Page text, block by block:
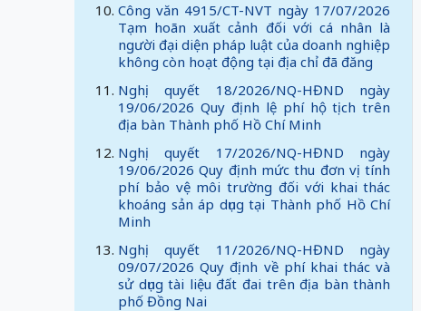
Công văn 4915/CT-NVT ngày 17/07/2026
Tạm hoãn xuất cảnh đối với cá nhân là
người đại diện pháp luật của doanh nghiệp
không còn hoạt động tại địa chỉ đã đăng
Nghị quyết 18/2026/NQ-HĐND ngày
19/06/2026 Quy định lệ phí hộ tịch trên
địa bàn Thành phố Hồ Chí Minh
Nghị quyết 17/2026/NQ-HĐND ngày
19/06/2026 Quy định mức thu đơn vị tính
phí bảo vệ môi trường đối với khai thác
khoáng sản áp dụng tại Thành phố Hồ Chí
Minh
Nghị quyết 11/2026/NQ-HĐND ngày
09/07/2026 Quy định về phí khai thác và
sử dụng tài liệu đất đai trên địa bàn thành
phố Đồng Nai